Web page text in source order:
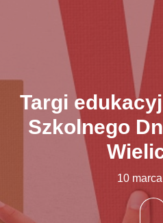
Targi
Szkolnego
10